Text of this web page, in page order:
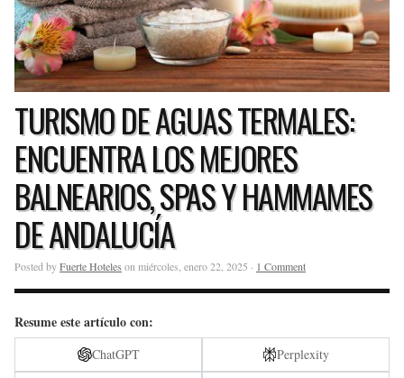
TURISMO DE AGUAS TERMALES:
ENCUENTRA LOS MEJORES
BALNEARIOS, SPAS Y HAMMAMES
DE ANDALUCÍA
Posted byFuerte Hoteles on miércoles, enero 22, 2025 · 1 Comment
Resume este artículo con:
ChatGPT
Perplexity